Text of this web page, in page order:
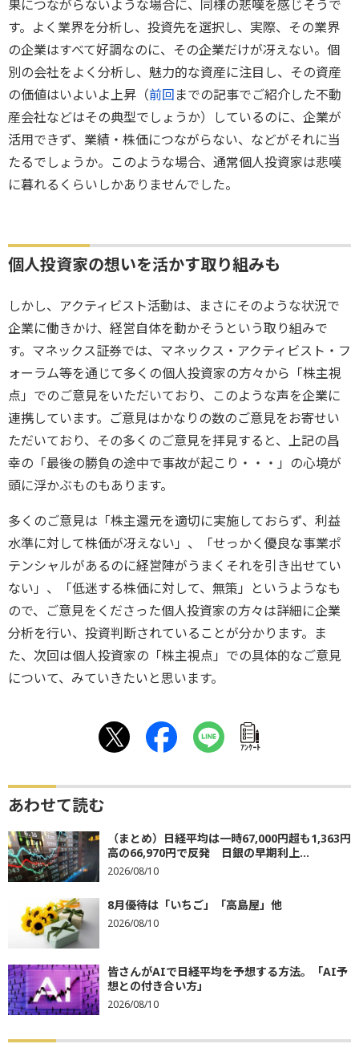
果につながらないような場合に、同様の悲嘆を感じそうで
す。よく業界を分析し、投資先を選択し、実際、その業界
の企業はすべて好調なのに、その企業だけが冴えない。個
別の会社をよく分析し、魅力的な資産に注目し、その資産
の価値はいよいよ上昇（前回までの記事でご紹介した不動
産会社などはその典型でしょうか）しているのに、企業が
活用できず、業績・株価につながらない、などがそれに当
たるでしょうか。このような場合、通常個人投資家は悲嘆
に暮れるくらいしかありませんでした。
個人投資家の想いを活かす取り組みも
しかし、アクティビスト活動は、まさにそのような状況で
企業に働きかけ、経営自体を動かそうという取り組みで
す。マネックス証券では、マネックス・アクティビスト・フ
ォーラム等を通じて多くの個人投資家の方々から「株主視
点」でのご意見をいただいており、このような声を企業に
連携しています。ご意見はかなりの数のご意見をお寄せい
ただいており、その多くのご意見を拝見すると、上記の昌
幸の「最後の勝負の途中で事故が起こり・・・」の心境が
頭に浮かぶものもあります。
多くのご意見は「株主還元を適切に実施しておらず、利益
水準に対して株価が冴えない」、「せっかく優良な事業ポ
テンシャルがあるのに経営陣がうまくそれを引き出せてい
ない」、「低迷する株価に対して、無策」というようなも
ので、ご意見をくださった個人投資家の方々は詳細に企業
分析を行い、投資判断されていることが分かります。ま
た、次回は個人投資家の「株主視点」での具体的なご意見
について、みていきたいと思います。
ｱﾝｹｰﾄ
あわせて読む
（まとめ）日経平均は一時67,000円超も1,363円
高の66,970円で反発 日銀の早期利上...
2026/08/10
8月優待は「いちご」「高島屋」他
2026/08/10
皆さんがAIで日経平均を予想する方法。「AI予
想との付き合い方」
2026/08/10